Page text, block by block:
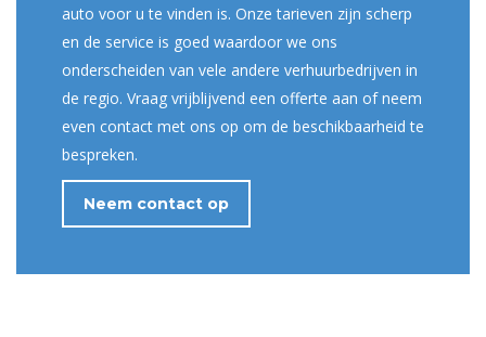
auto voor u te vinden is. Onze tarieven zijn scherp
en de service is goed waardoor we ons
onderscheiden van vele andere verhuurbedrijven in
de regio. Vraag vrijblijvend een offerte aan of neem
even contact met ons op om de beschikbaarheid te
bespreken.
Neem contact op